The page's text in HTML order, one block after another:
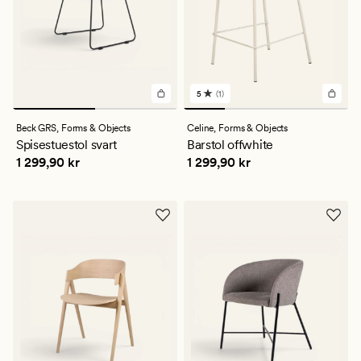
Beck GRS, Forms & Objects
Spisestuestol svart
Pris 1 299,90 kr
1 299,90 kr
1
anmeldelser
med
gjennomsnittlig
vurdering
5 (1)
Celine, Forms & Objects
Barstol offwhite
Pris 1 299,90 kr
1 299,90 kr